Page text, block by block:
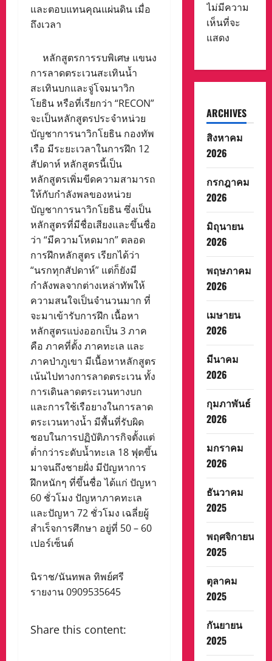
และตอบแทนคุณแผ่นดิน เมื่อ
ถึงเวลา
หลักสูตรการรบพิเศษ แขนง
การลาดตระเวนสะเทินน้ำ
สะเทินบกและจู่โจมนาวิก
โยธิน หรือที่เรียกว่า “RECON”
จะเป็นหลักสูตรประจำหน่วย
บัญชาการนาวิกโยธิน กองทัพ
เรือ มีระยะเวลาในการฝึก 12
สัปดาห์ หลักสูตรนี้เป็น
หลักสูตรเพิ่มขีดความสามารถ
ให้กับกำลังพลของหน่วย
บัญชาการนาวิกโยธิน ซึ่งเป็น
หลักสูตรที่มีชื่อเสียงและขึ้นชื่อ
ว่า “มีความโหดมาก” ตลอด
การฝึกหลักสูตร เรียกได้ว่า
“นรกทุกสัปดาห์” แต่ก็ยังมี
กำลังพลจากต่างเหล่าทัพให้
ความสนใจเป็นจำนวนมาก ที่
จะมาเข้ารับการฝึก เนื้อหา
หลักสูตรแบ่งออกเป็น 3 ภาค
คือ ภาคที่ตั้ง ภาคทะเล และ
ภาคป่าภูเขา มีเนื้อหาหลักสูตร
เน้นไปทางการลาดตระเวน ทั้ง
การเดินลาดตระเวนทางบก
และการใช้เรือยางในการลาด
ตระเวนทางน้ำ มีพื้นที่รับผิด
ชอบในการปฏิบัติภารกิจตั้งแต่
ต่ำกว่าระดับน้ำทะเล 18 ฟุตขึ้น
มาจนถึงชายฝั่ง มีปัญหาการ
ฝึกหนักๆ ที่ขึ้นชื่อ ได้แก่ ปัญหา
60 ชั่วโมง ปัญหาภาคทะเล
และปัญหา 72 ชั่วโมง เฉลี่ยผู้
สำเร็จการศึกษา อยู่ที่ 50 – 60
เปอร์เซ็นต์
นิราช/นันทพล ทิพย์ศรี
รายงาน 0909535645
Share this content:
ไม่มีความ
เห็นที่จะ
แสดง
ARCHIVES
สิงหาคม
2026
กรกฎาคม
2026
มิถุนายน
2026
พฤษภาคม
2026
เมษายน
2026
มีนาคม
2026
กุมภาพันธ์
2026
มกราคม
2026
ธันวาคม
2025
พฤศจิกายน
2025
ตุลาคม
2025
กันยายน
2025